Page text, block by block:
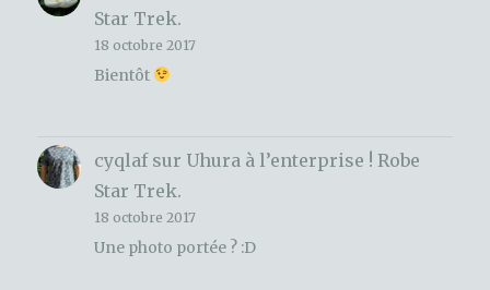
Star Trek.
18 octobre 2017
Bientôt
cyqlafsur Uhura à l’enterprise ! Robe
Star Trek.
18 octobre 2017
Une photo portée ? :D